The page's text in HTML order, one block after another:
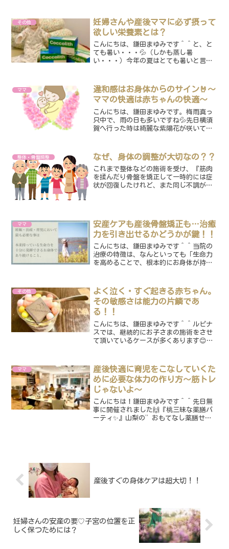
その他
妊婦さんや産後ママに必ず摂って
欲しい栄養素とは？
こんにちは、鎌田まゆみです＾＾と、と
ても暑い・・・💦（しかも蒸し暑
い・・・）今年の夏はとても暑いと言わ
多かったです💦因みに・・・ルピナスで
は7月〜8月にかけて、継続...
ママ
違和感はお身体からのサイン🤘〜
ママの快適は赤ちゃんの快適〜
こんにちは、鎌田まゆみです。梅雨真っ
只中で、雨の日も多いですね💦先日横須
賀へ行った時は綺麗な紫陽花が咲いてい
は・・・この季節、多くの人が、何かし
らお身体に違和感や疲れを感じ...
整体・骨盤調整 なぜ、身体の調整が大切なの？？
これまで整体などの施術を受け、『筋肉
を揉んだり骨盤を矯正して一時的には症
状が回復したけれど、また同じ不調がで
ママ
安産ケアも産後骨盤矯正も…治癒
力を引き出せるかどうかが鍵！！
こんにちは、鎌田まゆみです＾＾当院の
治療の特徴は、なんといっても「生命力
を高めることで、根本的にお身体が持っ
トラブルがあると今ある不快を取り除き
たいのに、生命力と言われ...
その他
よく泣く・すぐ起きる赤ちゃん。
その敏感さは能力の片鱗であ
る！！
こんにちは、鎌田まゆみです＾＾ルピナ
スでは、継続的にお子さまの施術をさせ
て頂いているケースが多くあります😊マ
合いとなっているご家族も増えていまし
て、出会った時は赤ちゃ...
ママ
産後快適に育児をこなしていくた
めに必要な体力の作り方〜筋トレ
じゃないよ〜
こんにちは！鎌田まゆみです＾＾先日無
事に開催されました🙌『桃三昧な薬膳パ
ーティ✨』山梨の”おもてなし薬膳せっ
産後すぐの身体ケアは超大切！！
妊婦さんの安産の要♡子宮の位置を正
しく保つためには？